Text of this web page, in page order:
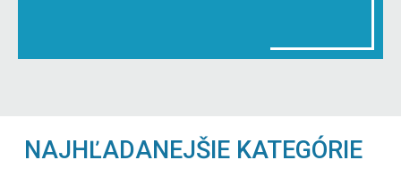
NAJHĽADANEJŠIE KATEGÓRIE